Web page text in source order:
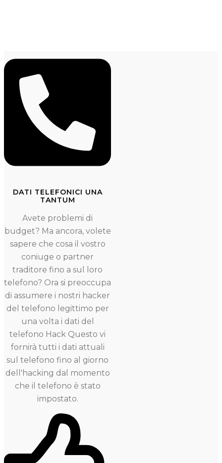
DATI TELEFONICI UNA
TANTUM
Avete problemi di
budget? Ma ancora, volete
sapere che cosa il vostro
coniuge o partner
traditore fino a sul loro
telefono? Ora si preoccupa
di assumere i nostri hacker
del telefono legittimo per
una volta i dati del
telefono Hack Questo vi
fornirà tutti i dati attuali
sul telefono fino al giorno
dell'hacking dal momento
che il telefono è stato
impostato.